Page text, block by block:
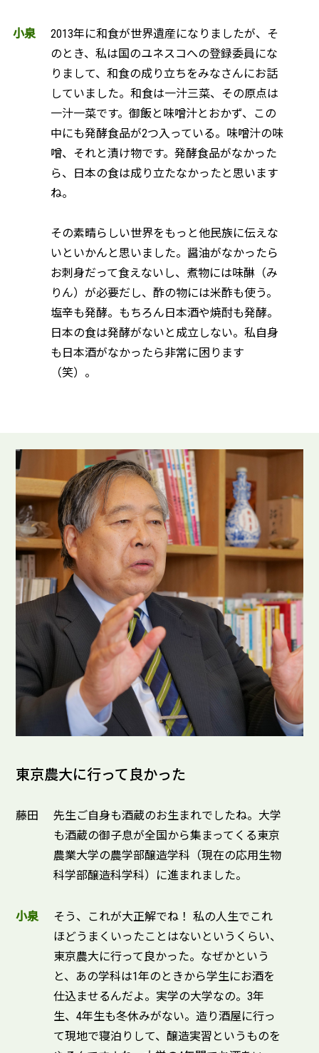
小泉
2013年に和食が世界遺産になりましたが、そ
のとき、私は国のユネスコへの登録委員にな
りまして、和食の成り立ちをみなさんにお話
していました。和食は一汁三菜、その原点は
一汁一菜です。御飯と味噌汁とおかず、この
中にも発酵食品が2つ入っている。味噌汁の味
噌、それと漬け物です。発酵食品がなかった
ら、日本の食は成り立たなかったと思います
ね。
その素晴らしい世界をもっと他民族に伝えな
いといかんと思いました。醤油がなかったら
お刺身だって食えないし、煮物には味醂（み
りん）が必要だし、酢の物には米酢も使う。
塩辛も発酵。もちろん日本酒や焼酎も発酵。
日本の食は発酵がないと成立しない。私自身
も日本酒がなかったら非常に困ります
（笑）。
東京農大に行って良かった
藤田
先生ご自身も酒蔵のお生まれでしたね。大学
も酒蔵の御子息が全国から集まってくる東京
農業大学の農学部醸造学科（現在の応用生物
科学部醸造科学科）に進まれました。
小泉
そう、これが大正解でね！ 私の人生でこれ
ほどうまくいったことはないというくらい、
東京農大に行って良かった。なぜかという
と、あの学科は1年のときから学生にお酒を
仕込ませるんだよ。実学の大学なの。3年
生、4年生も冬休みがない。造り酒屋に行っ
て現地で寝泊りして、醸造実習というものを